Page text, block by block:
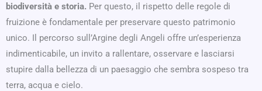
biodiversità e storia. Per questo, il rispetto delle regole di
fruizione è fondamentale per preservare questo patrimonio
unico. Il percorso sull’Argine degli Angeli offre un’esperienza
indimenticabile, un invito a rallentare, osservare e lasciarsi
stupire dalla bellezza di un paesaggio che sembra sospeso tra
terra, acqua e cielo.